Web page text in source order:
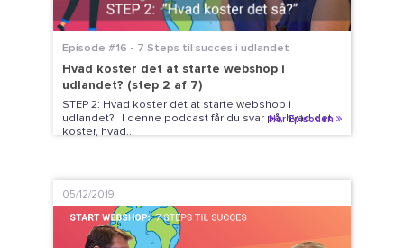
Episode #16 - 7 Steps til succes i udlandet
Hvad koster det at starte webshop i
udlandet? (step 2 af 7)
STEP 2: Hvad koster det at starte webshop i
udlandet? I denne podcast får du svar på, hvad det
koster, hvad...
Hør Episoden
05/12/2019